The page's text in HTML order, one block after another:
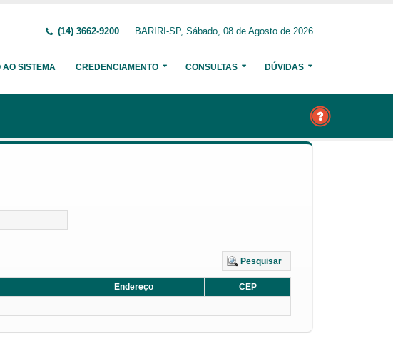
(14) 3662-9200 BARIRI-SP, Sábado, 08 de Agosto de 2026
AO SISTEMA CREDENCIAMENTO CONSULTAS DÚVIDAS
Pesquisar
Endereço
CEP